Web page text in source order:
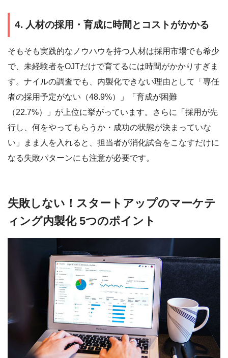
4. 人材の採用・育成に時間とコストがかかる
そもそも実践的なノウハウを持つ人材は採用市場でも希少
で、未経験者をOJTだけで育てるには時間がかかりすぎま
す。ナイルの調査でも、内製化できない理由として「専任
者の採用予定がない（48.9%）」「育成が困難
（22.7%）」が上位に挙がっています。さらに「採用が先
行し、何をやってもらうか・成功の状態が決まっていな
い」まま人を入れると、担当者が消化試合をこなすだけに
なる失敗パターンにも注意が必要です。
失敗しない！スタートアップのマーケテ
ィング内製化 5つのポイント